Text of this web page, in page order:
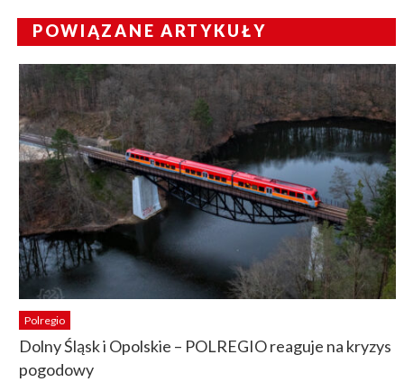
POWIĄZANE ARTYKUŁY
Polregio
Dolny Śląsk i Opolskie – POLREGIO reaguje na kryzys
pogodowy